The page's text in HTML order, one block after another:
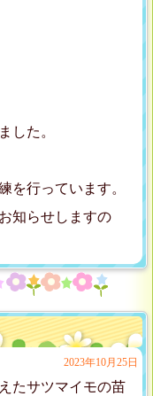
した。
を行っています。
知らせしますの
2023年10月25日
たサツマイモの苗